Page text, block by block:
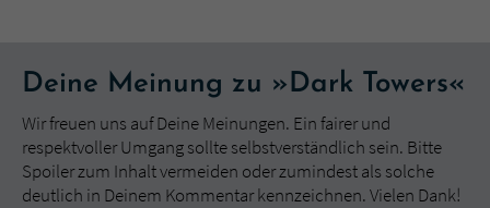
Deine Meinung zu »Dark Towers«
Wir freuen uns auf Deine Meinungen. Ein fairer und
respektvoller Umgang sollte selbstverständlich sein. Bitte
Spoiler zum Inhalt vermeiden oder zumindest als solche
deutlich in Deinem Kommentar kennzeichnen. Vielen Dank!